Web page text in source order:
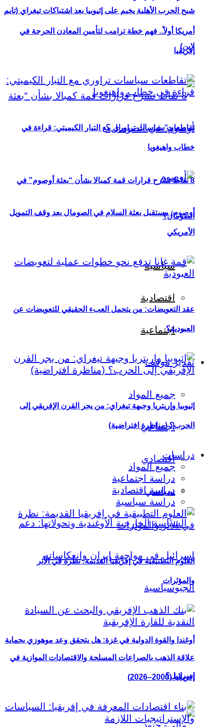
شبح الحرب الأهلية يخيم على إثيوبيا بعد اشتباكات تيغراي (تايم
لاين)
8 نقاط تشرح قرارات قمة كمبالا بشأن “بعثة أوصوم” في
الصومال؟
سياسية
اقتصادية
اجتماعية
تقدير موقف
جميع المواد
اجتماعي
اقتصادي
سياسي
أوغندا والقوة الدولية في غزة: هل يتحقق وعد موهوزي بحماية
إسرائيل؟
أمريكا أولاً.. فهم خطة ترامب لتأمين المعادن الحرجة في
إفريقيا
تقاطعات سياسات تراوري مع التيار الكيميتي: قراءة في
خطاب واهيغويا
أوصوم: مستقبل بعثة السلام في الصومال بعد وقف التمويل
الأمريكي
عقد التعويضات: من يتحمل العبء الحقيقي للتعويضات عن
العبودية؟
إثيوبيا وإريتريا وجبهة تيغراي: من يجر القرن الإفريقي إلى
الحرب؟ (مناظرة افتراضية)
دراسات
جميع المواد
دراسة اجتماعية
دراسة اقتصادية
دراسة سياسية
العلوم التطبيقية في إفريقيا القديمة: نظرة في الأثر
والمؤثرات
علاقة الذهب بالصراعات المسلحة والاقتصادات الموازية في
إفريقيا (2000–2026)